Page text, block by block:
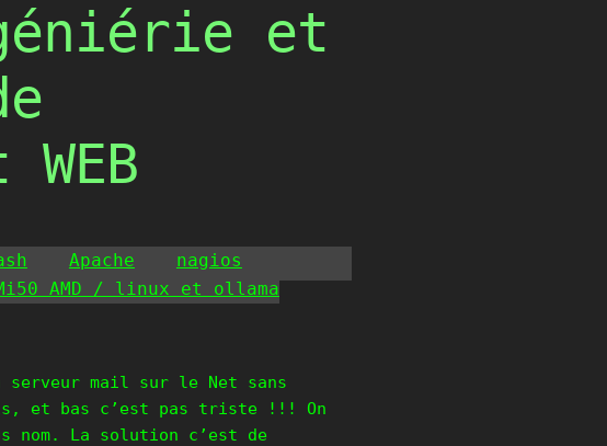
et
Apache
nagios
AMD / linux et ollama
mail sur le Net sans
et bas c’est pas triste !!! On
nom. La solution c’est de